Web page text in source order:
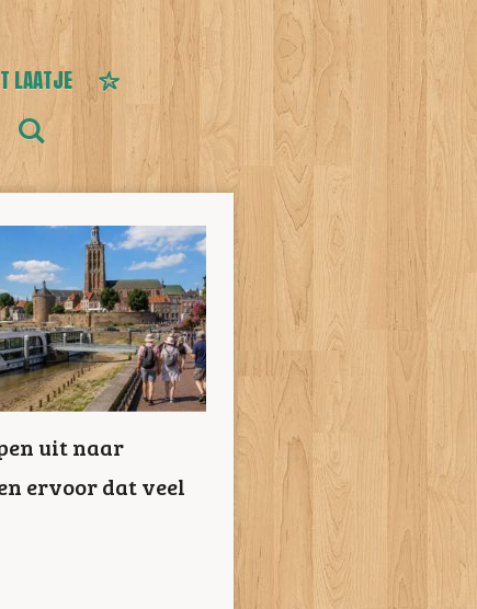
LAATJE
uit naar
ervoor dat veel